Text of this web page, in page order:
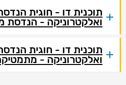
תוכנית דו - חוגית
ואלקטרוניקה - הנדסת
תוכנית דו - חוגית
ואלקטרוניקה -